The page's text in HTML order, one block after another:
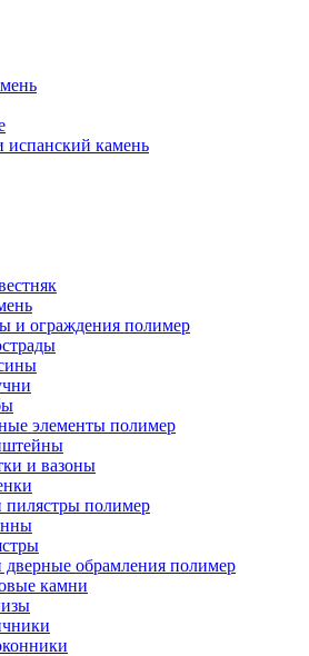
испанский камень
и ограждения полимер
элементы полимер
и вазоны
полимер
обрамления полимер
камни